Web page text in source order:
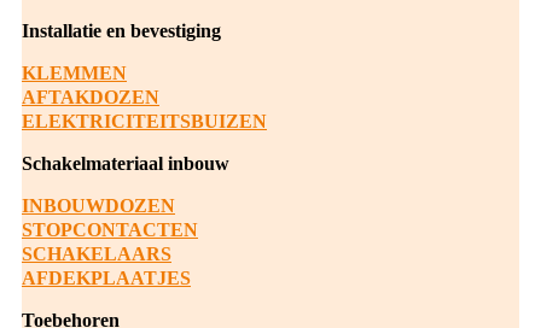
Installatie en bevestiging
KLEMMEN
AFTAKDOZEN
ELEKTRICITEITSBUIZEN
Schakelmateriaal inbouw
INBOUWDOZEN
STOPCONTACTEN
SCHAKELAARS
AFDEKPLAATJES
Toebehoren